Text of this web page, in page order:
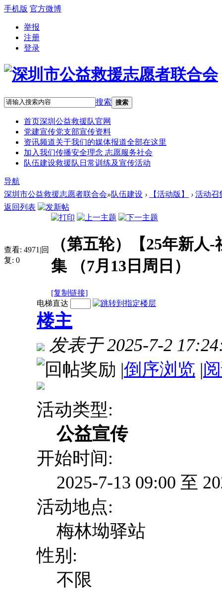
手机版 官方微博
举报
注册
登录
搜索 搜索
首页深圳公益救援队官网
党建宣传党支部宣传资料
资讯频道关于我们的媒体报道全部在这里
加入我们传播安全理念 志愿服务社会
队伍建设救援队日常训练及宣传活动
导航
深圳市公益救援志愿者联合会»队伍建设 › 【活动版】 › 活动召
返回列表
查看: 4971 |回
复: 0
（第五轮）【25年新
集 （7月13日周日）
[复制链接]
电梯直达
楼主
发表于 2025-7-2
|倒序浏览 |
活动类型:
公益宣传
开始时间:
2025-7-13 09:00 至
活动地点:
梅林坳驿站
性别:
不限